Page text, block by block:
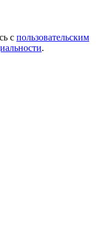
с пользовательским
.